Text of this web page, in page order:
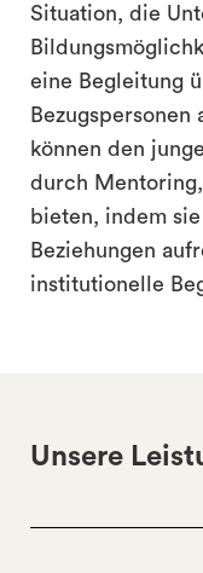
Situation, die
eine Begleitung
können den
durch
bieten, indem
Beziehungen
institutionelle
Unsere